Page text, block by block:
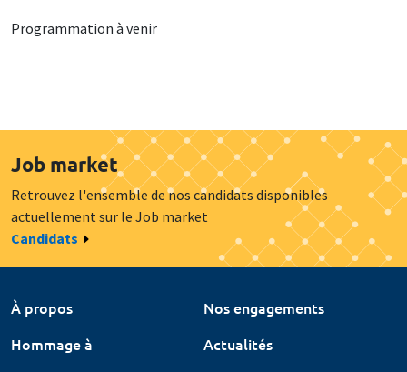
Programmation à venir
Job market
Retrouvez l'ensemble de nos candidats disponibles
actuellement sur le Job market
Candidats
À propos
Nos engagements
Hommage à
Actualités